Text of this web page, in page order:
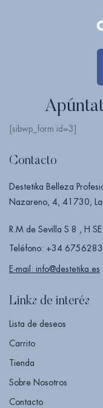
[sibwp_form id=3]
Contacto
Destetika Belleza
Nazareno, 4, 41730,
R.M de Sevilla S 8 , H
Teléfono: +34
E-mail: info@destetika.es
Links de interés
Lista de deseos
Carrito
Tienda
Sobre Nosotros
Contacto